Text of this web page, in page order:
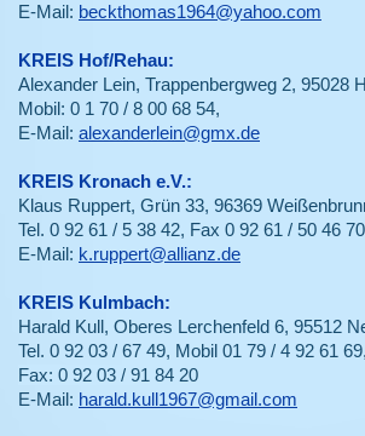
E-Mail: beckthomas1964@yahoo.com
KREIS Hof/Rehau:
Alexander Lein, Trappenbergweg 2, 95028
Mobil: 0 1 70 / 8 00 68 54,
E-Mail: alexanderlein@gmx.de
KREIS Kronach e.V.:
Klaus Ruppert, Grün 33, 96369
Tel. 0 92 61 / 5 38 42, Fax 0 92 61 / 50 46
E-Mail: k.ruppert@allianz.de
KREIS Kulmbach:
Harald Kull, Oberes Lerchenfeld 6, 95512
Tel. 0 92 03 / 67 49, Mobil 01 79 / 4 92 61 69,
Fax: 0 92 03 / 91 84 20
E-Mail: harald.kull1967@gmail.com